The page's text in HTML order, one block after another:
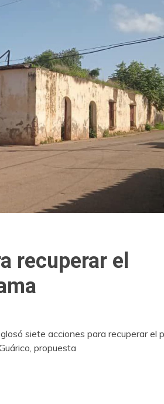
recuperar el
siete acciones para recuperar el
propuesta